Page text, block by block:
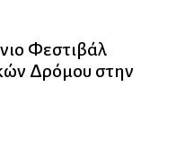
Φεστιβάλ
Δρόμου στην